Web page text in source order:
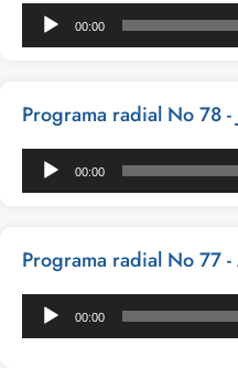
Reproductor
00:00
Programa radial No 78
Reproductor
00:00
Programa radial No 77
Reproductor
00:00